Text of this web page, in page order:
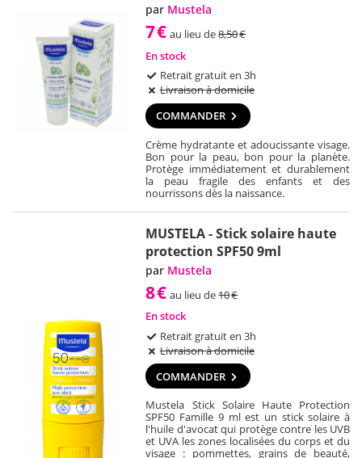
par Mustela
7€ au lieu de8,50€
En stock
Retrait gratuit en 3h
Livraison à domicile
COMMANDER
Crème hydratante et adoucissante visage.
Bon pour la peau, bon pour la planète.
Protège immédiatement et durablement
la peau fragile des enfants et des
nourrissons dès la naissance.
MUSTELA - Stick solaire haute
protection SPF50 9ml
par Mustela
8€ au lieu de10€
En stock
Retrait gratuit en 3h
Livraison à domicile
COMMANDER
Mustela Stick Solaire Haute Protection
SPF50 Famille 9 ml est un stick solaire à
l'huile d'avocat qui protège contre les UVB
et UVA les zones localisées du corps et du
visage : pommettes, grains de beauté,